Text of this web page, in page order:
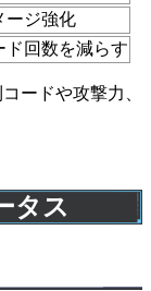
ージ強化
ド回数を減らす
ードや攻撃力、
タス